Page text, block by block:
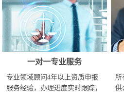
一对一专业服务
专业领域顾问4年以上资质申报
服务经验，办理进度实时跟踪，
所
供